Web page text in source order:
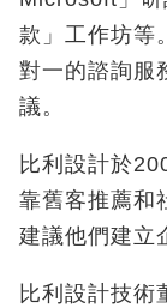
款」工作坊等
對一的諮詢服
議。
比利設計於
靠舊客推薦和
建議他們建立
比利設計技術